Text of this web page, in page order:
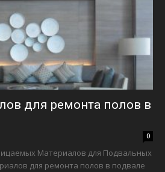
для ремонта полов в
0
Материалов для Подвальных
для ремонта полов в подвале